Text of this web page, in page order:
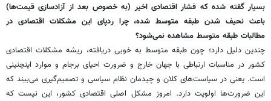
بسیار گفته شده که فشار اقتصادی اخیر (به خصوص بعد از آزادسازی قیمت‌ها)
باعث نحیف شدن طبقه متوسط شده، چرا ردپای این مشکلات اقتصادی در
مطالبات طبقه متوسط مشاهده نمی‌شود؟
چندین دلیل دارد؛ چون طبقه متوسط به خوبی دریافته، ریشه مشکلات اقتصادی
کشور در مناسبات ارتباطی با جهان خارج و ضرورت احیای برجام و موارد اینچنینی
است. یعنی در سیاست‌های کلان و چیدمان نظام سیاسی و تصمیم‌گیری می‌بیند که
این ضرورت‌ها اولویت دارد. امروز مشکل اصلی اقتصادی کشور، این نیست که